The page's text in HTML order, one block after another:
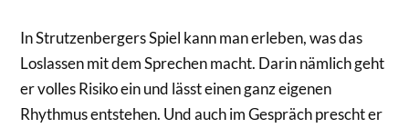
In Strutzenbergers Spiel kann man erleben, was das
Loslassen mit dem Sprechen macht. Darin nämlich geht
er volles Risiko ein und lässt einen ganz eigenen
Rhythmus entstehen. Und auch im Gespräch prescht er